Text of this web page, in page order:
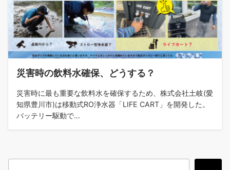
災害時の飲料水確保、どうする？
災害時に最も重要な飲料水を確保するため、株式会社土岐(愛
知県豊川市)は移動式RO浄水器「LIFE CART」を開発した。
バッテリー駆動で…